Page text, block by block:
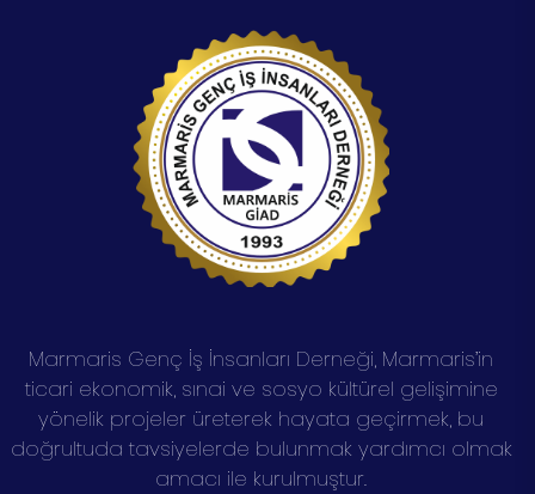
Marmaris Genç İş İnsanları Derneği, Marmaris’in
ticari ekonomik, sınai ve sosyo kültürel gelişimine
yönelik projeler üreterek hayata geçirmek, bu
doğrultuda tavsiyelerde bulunmak yardımcı olmak
amacı ile kurulmuştur.